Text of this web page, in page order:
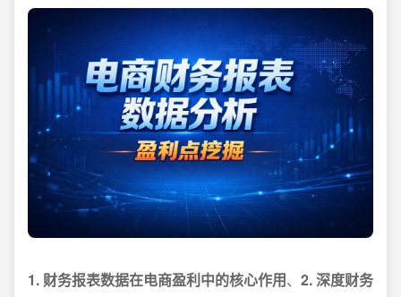
1. 财务报表数据在电商盈利中的核心作用、 2. 深度财务